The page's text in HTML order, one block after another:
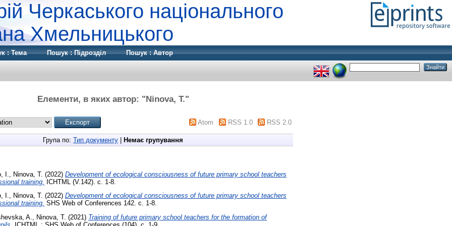
Черкаського національного
Хмельницького
: Тема Пошук : Підрозділ Пошук : Автор
Елементи, в яких автор: "Ninova, T."
Atom RSS 1.0 RSS 2.0
Група по: Тип документу Немає групування
I. Ninova, T. (2022) Development of ecological consciousness of future primary school teachers
training. ICHTML (V.142). с. 1-8.
I., Ninova, T. (2022) Development of ecological consciousness of future primary school teachers
training. SHS Web of Conferences 142. с. 1-8.
A., Ninova, T. (2021) Training of future primary school teachers for the formation of